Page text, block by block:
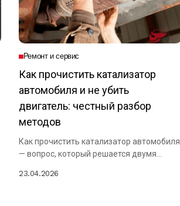
Ремонт и сервис
Как прочистить катализатор
автомобиля и не убить
двигатель: честный разбор
методов
Как прочистить катализатор автомобиля
— вопрос, который решается двумя
23.04.2026